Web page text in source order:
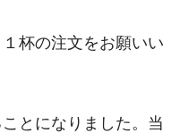
杯の注文をお願いい
とになりました。当